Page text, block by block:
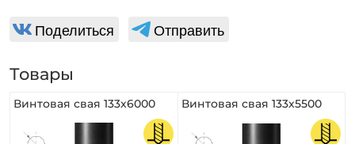
Поделиться Отправить
Товары
Винтовая свая 133х6000 Винтовая свая 133х5500